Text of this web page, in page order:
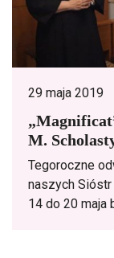
29 maja 2019
M.
Tegoroczne
naszych Sióstr
14 do 20 maja